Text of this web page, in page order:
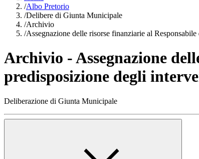
/Albo Pretorio
/Delibere di Giunta Municipale
/Archivio
/Assegnazione delle risorse finanziarie al
Archivio - Assegnazione
predisposizione degli
Deliberazione di Giunta Municipale